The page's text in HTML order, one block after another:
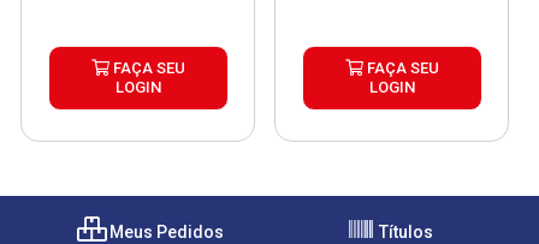
FAÇA SEU
LOGIN
FAÇA SEU
LOGIN
Meus Pedidos Títulos